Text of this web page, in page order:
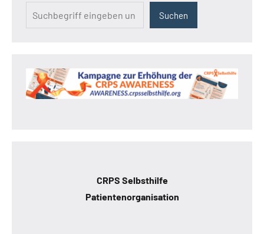
Suchen
CRPS Selbsthilfe
Patientenorganisation